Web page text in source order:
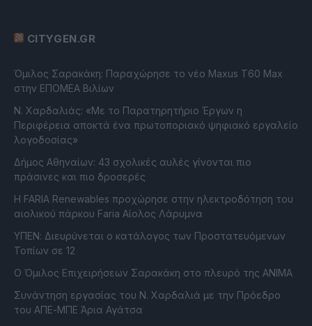
CITYGEN.GR
Όμιλος Σαρακάκη: Παραχώρησε το νέο Maxus T60 Max
στην ΕΠΟΜΕΑ Βιλίων
Ν. Χαρδαλιάς: «Με το Παρατηρητήριο Έργων η
Περιφέρεια αποκτά ένα πρωτοποριακό ψηφιακό εργαλείο
λογοδοσίας»
Δήμος Αθηναίων: 43 σχολικές αυλές γίνονται πιο
πράσινες και πιο δροσερές
Η FARIA Renewables προχώρησε στην ηλεκτροδότηση του
αιολικού πάρκου Faria Αίολος Λάρυμνα
ΥΠΕΝ: Διευρύνεται ο κατάλογος των Προστατευόμενων
Τοπίων σε 12
O Όμιλος Επιχειρήσεων Σαρακάκη στο πλευρό της ΑΝΙΜΑ
Συνάντηση εργασίας του Ν. Χαρδαλιά με την Πρόεδρο
του ΑΠΕ-ΜΠΕ Άρια Αγάτσα